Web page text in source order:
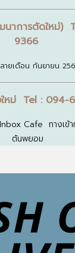
าการตัดใหม่)
9366
ายเดือน กันยายน
ใหม่ Tel : 094-
Cafe ทางเ
ต้นพยอม